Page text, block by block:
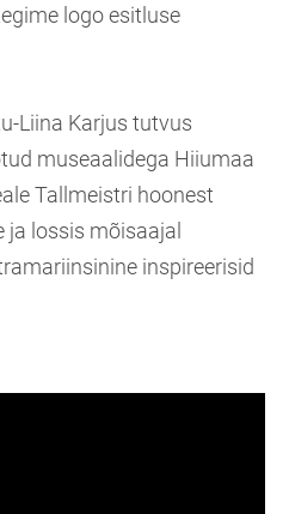
logo esitluse
Liina Karjus tutvus
museaalidega Hiiumaa
Tallmeistri hoonest
ja lossis mõisaajal
inspireerisid